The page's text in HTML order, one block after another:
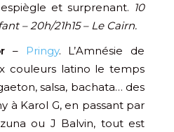
et surprenant. 10
– 20h/21h15 – Le Cairn.
– Pringy. L’Amnésie de
couleurs latino le temps
salsa, bachata… des
à Karol G, en passant par
ou J Balvin, tout est